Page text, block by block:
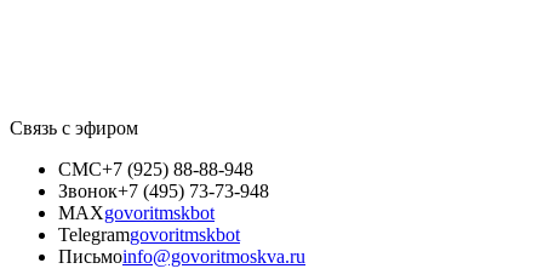
Связь с эфиром
СМС+7 (925) 88-88-948
Звонок+7 (495) 73-73-948
MAXgovoritmskbot
Telegramgovoritmskbot
Письмоinfo@govoritmoskva.ru